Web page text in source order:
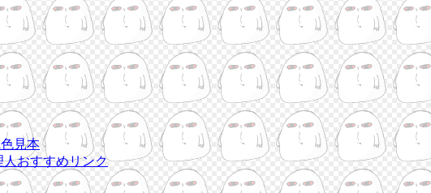
見本
人おすすめリンク